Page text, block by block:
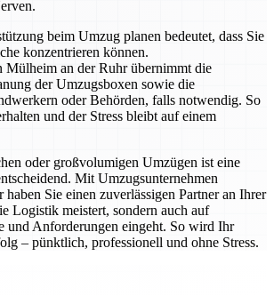
beim Umzug planen bedeutet, dass Sie
konzentrieren können.
Mülheim an der Ruhr übernimmt die
der Umzugsboxen sowie die
oder Behörden, falls notwendig. So
und der Stress bleibt auf einem
oder großvolumigen Umzügen ist eine
Mit Umzugsunternehmen
Sie einen zuverlässigen Partner an Ihrer
Logistik meistert, sondern auch auf
und Anforderungen eingeht. So wird Ihr
– pünktlich, professionell und ohne Stress.